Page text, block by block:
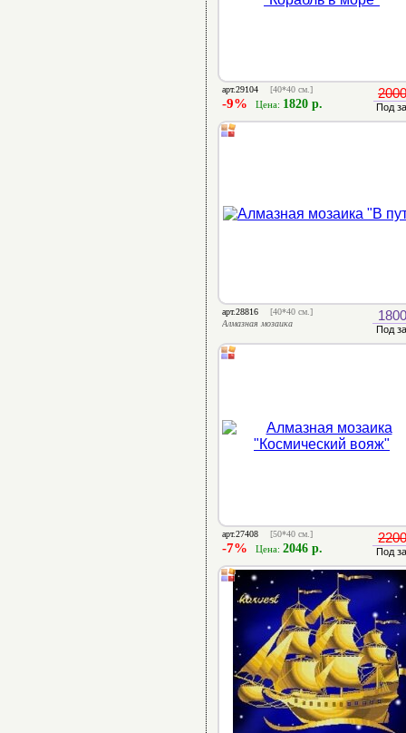
арт.29104 [40*40 см.]
-9% Цена: 1820 р. Под
арт.28816
[40*40 см.]
Алмазная мозаика
Под
арт.27408 [50*40 см.]
-7% Цена: 2046 р. Под